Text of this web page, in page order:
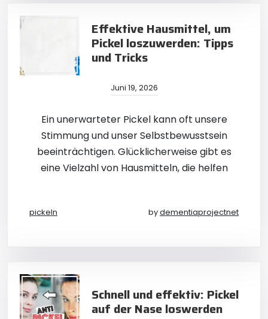
Effektive Hausmittel, um
Pickel loszuwerden: Tipps
und Tricks
Juni 19, 2026
Ein unerwarteter Pickel kann oft unsere
Stimmung und unser Selbstbewusstsein
beeinträchtigen. Glücklicherweise gibt es
eine Vielzahl von Hausmitteln, die helfen
pickeln bydementiaprojectnet
Schnell und effektiv: Pickel
auf der Nase loswerden